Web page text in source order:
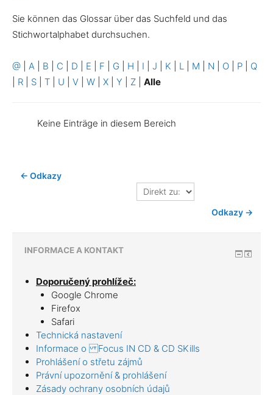
Sie können das Glossar über das Suchfeld und das
Stichwortalphabet durchsuchen.
@ A B C D E F G H I J K L M N O P
Q
R S T U V W X Y Z Alle
Keine Einträge in diesem Bereich
← Odkazy
Direkt
zu:
Odkazy →
INFORMACE A KONTAKT
Doporučený prohlížeč:
Google Chrome
Firefox
Safari
Technická nastavení
Informace o Focus IN CD & CD SKills
Prohlášení o střetu zájmů
Právní upozornění & prohlášení
Zásady ochrany osobních údajů